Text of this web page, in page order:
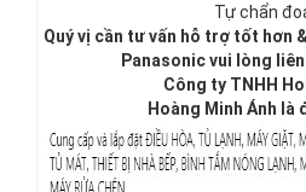
Tự chẩn
Quý vị cần tư vấn hỗ trợ tốt hơn
Panasonic vui lòng
Công ty TNHH Hoàng
Hoàng Minh Ánh là